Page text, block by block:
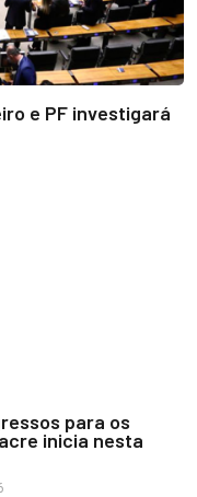
e PF investigará
para os
inicia nesta